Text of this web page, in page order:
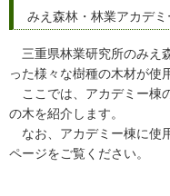
みえ森林・林業アカデ
三重県林業研究所のみえ
った様々な樹種の木材が使
ここでは、アカデミー棟
の木を紹介します。
なお、アカデミー棟に使
ページをご覧ください。